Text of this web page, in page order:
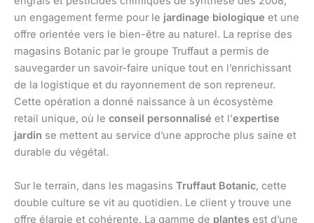
un engagement ferme pour le jardinage biologique et une
offre orientée vers le bien-être au naturel. La reprise des
magasins Botanic par le groupe Truffaut a permis de
sauvegarder un savoir-faire unique tout en l’enrichissant
de la logistique et du rayonnement de son repreneur.
Cette opération a donné naissance à un écosystème
retail unique, où le conseil personnalisé et l’expertise
jardin se mettent au service d’une approche plus saine et
durable du végétal.
Sur le terrain, dans les magasins Truffaut Botanic, cette
double culture se vit au quotidien. Le client y trouve une
offre élargie et cohérente. La gamme de plantes est d’une